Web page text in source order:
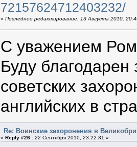
72157624712403232/
« Последнее редактирование: 13 Августа 2010,
С уважением
Буду
советских
английских в
Re: Воинские захоронения в
« Reply #26 :22 Сентября 2010, 23:22:31 »